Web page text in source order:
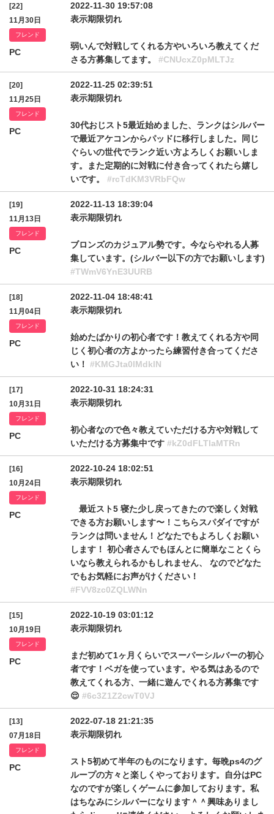
[22]
11月30日
フレンド
PC
2022-11-30 19:57:08
表示期限切れ
弱いんで対戦してくれる方やいろいろ教えてくだ
さる方募集してます。 #CNUcxZ0pMLTJz
[20]
11月25日
フレンド
PC
2022-11-25 02:39:51
表示期限切れ
30代おじスト5最近始めました、ランクはシルバー
で最近アケコンからパッドに移行しました。同じ
ぐらいの世代でランク近い方よろしくお願いしま
す。また定期的に対戦に付き合ってくれたら嬉し
いです。 #rcTdKM3VRbFQw
[19]
11月13日
フレンド
PC
2022-11-13 18:39:04
表示期限切れ
ブロンズのカジュアル勢です。今ならやれる人募
集しています。(シルバー以下の方でお願いします)
#TWmV6YnE3UURB
[18]
11月04日
フレンド
PC
2022-11-04 18:48:41
表示期限切れ
始めたばかりの初心者です！教えてくれる方や同
じく初心者の方よかったら練習付き合ってくださ
い！ #KMGJta0lMdklN
[17]
10月31日
フレンド
PC
2022-10-31 18:24:31
表示期限切れ
初心者なので色々教えていただける方や対戦して
いただける方募集中です #kZ0dFLTlaMTRn
[16]
10月24日
フレンド
PC
2022-10-24 18:02:51
表示期限切れ
最近スト5 寝た少し戻ってきたので楽しく対戦
できる方お願いします〜！こちらスパダイですが
ランクは問いません！どなたでもよろしくお願い
します！ 初心者さんでもほんとに簡単なことくら
いなら教えられるかもしれません、 なのでどなた
でもお気軽にお声がけください！
#FVV8zc0ZQLWNn
[15]
10月19日
フレンド
PC
2022-10-19 03:01:12
表示期限切れ
まだ初めて1ヶ月くらいでスーパーシルバーの初心
者です！ベガを使っています。やる気はあるので
教えてくれる方、一緒に遊んでくれる方募集です
😌 #6c3Z1Z2cwT0VJ
[13]
07月18日
フレンド
PC
2022-07-18 21:21:35
表示期限切れ
スト5初めて半年のものになります。毎晩ps4のグ
ループの方々と楽しくやっております。自分はPC
なのですが楽しくゲームに参加しております。私
はちなみにシルバーになります＾＾興味ありまし